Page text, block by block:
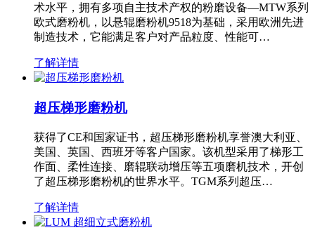
术水平，拥有多项自主技术产权的粉磨设备—MTW系列
欧式磨粉机，以悬辊磨粉机9518为基础，采用欧洲先进
制造技术，它能满足客户对产品粒度、性能可…
了解详情
超压梯形磨粉机
获得了CE和国家证书，超压梯形磨粉机享誉澳大利亚、
美国、英国、西班牙等客户国家。该机型采用了梯形工
作面、柔性连接、磨辊联动增压等五项磨机技术，开创
了超压梯形磨粉机的世界水平。TGM系列超压…
了解详情